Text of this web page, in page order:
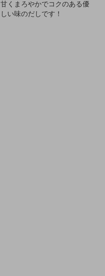
甘くまろやかでコクのある優
しい味のだしです！